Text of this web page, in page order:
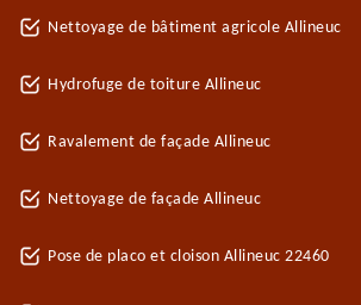
Nettoyage de bâtiment agricole Allineuc
Hydrofuge de toiture Allineuc
Ravalement de façade Allineuc
Nettoyage de façade Allineuc
Pose de placo et cloison Allineuc 22460